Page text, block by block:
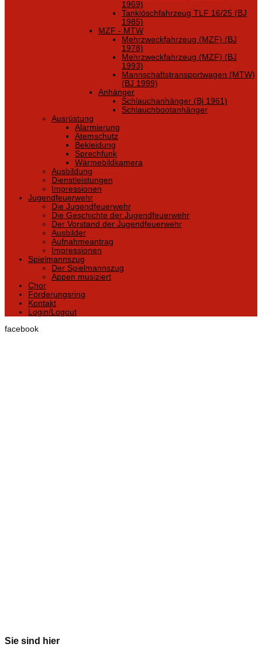
1969)
Tanklöschfahrzeug TLF 16/25 (BJ
1985)
MZF - MTW
Mehrzweckfahrzeug (MZF) (BJ
1978)
Mehrzweckfahrzeug (MZF) (BJ
1993)
Mannschaftstransportwagen (MTW)
(BJ 1999)
Anhänger
Schlauchanhänger (Bj 1961)
Schlauchbootanhänger
Ausrüstung
Alarmierung
Atemschutz
Bekleidung
Sprechfunk
Wärmebildkamera
Ausbildung
Dienstleistungen
Impressionen
Jugendfeuerwehr
Die Jugendfeuerwehr
Die Geschichte der Jugendfeuerwehr
Der Vorstand der Jugendfeuerwehr
Ausbilder
Aufnahmeantrag
Impressionen
Spielmannszug
Der Spielmannszug
Appen musiziert
Chor
Förderungsring
Kontakt
Login/Logout
facebook
Sie sind hier